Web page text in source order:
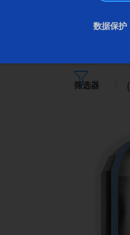
筛选器 (
数据保护